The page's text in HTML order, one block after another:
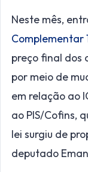
Neste mês,
Complementar
preço final dos
por meio de
em relação ao
ao PIS/Cofins,
lei surgiu de
deputado